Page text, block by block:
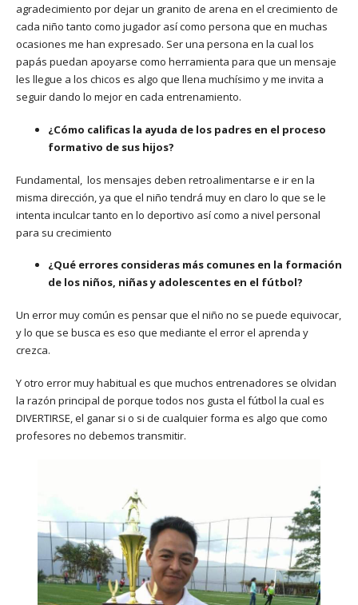
agradecimiento por dejar un granito de arena en el crecimiento de
cada niño tanto como jugador así como persona que en muchas
ocasiones me han expresado. Ser una persona en la cual los
papás puedan apoyarse como herramienta para que un mensaje
les llegue a los chicos es algo que llena muchísimo y me invita a
seguir dando lo mejor en cada entrenamiento.
¿Cómo calificas la ayuda de los padres en el proceso
formativo de sus hijos?
Fundamental, los mensajes deben retroalimentarse e ir en la
misma dirección, ya que el niño tendrá muy en claro lo que se le
intenta inculcar tanto en lo deportivo así como a nivel personal
para su crecimiento
¿Qué errores consideras más comunes en la formación
de los niños, niñas y adolescentes en el fútbol?
Un error muy común es pensar que el niño no se puede equivocar,
y lo que se busca es eso que mediante el error el aprenda y
crezca.
Y otro error muy habitual es que muchos entrenadores se olvidan
la razón principal de porque todos nos gusta el fútbol la cual es
DIVERTIRSE, el ganar si o si de cualquier forma es algo que como
profesores no debemos transmitir.